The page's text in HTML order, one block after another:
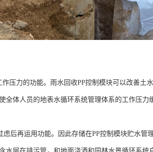
压力的功能。雨水回收PP控制模块可以改善土
全体人员的地表水循环系统管理体系的工作压
虑后再运用功能。因此存储在PP控制模块贮水